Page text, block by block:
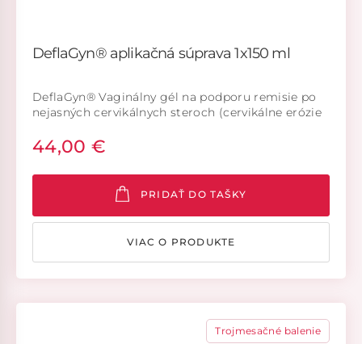
DeflaGyn® aplikačná súprava 1x150 ml
DeflaGyn® Vaginálny gél na podporu remisie po
nejasných cervikálnych steroch (cervikálne erózie
IIID1, PAP IIID2 (Munich III) / PAP III, PAP IIID).
Aplikačná súprava. (Systém zdravotníckych
pomôcok). DeflaGyn® je zdravotnícka pomôcka.
44,00 €
PRIDAŤ DO TAŠKY
VIAC O PRODUKTE
Trojmesačné balenie